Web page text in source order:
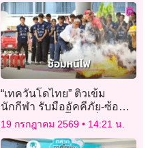
“เทควันโดไทย” ติวเข้ม
นักกีฬา รับมืออัคคีภัย-ซ้อม
อพยพหนีไฟ “บิ๊กเอ” ล็อกเป้า
เหรียญทอง เอเชียนเกมส์
2026
19 กรกฎาคม 2569 14:21 น.